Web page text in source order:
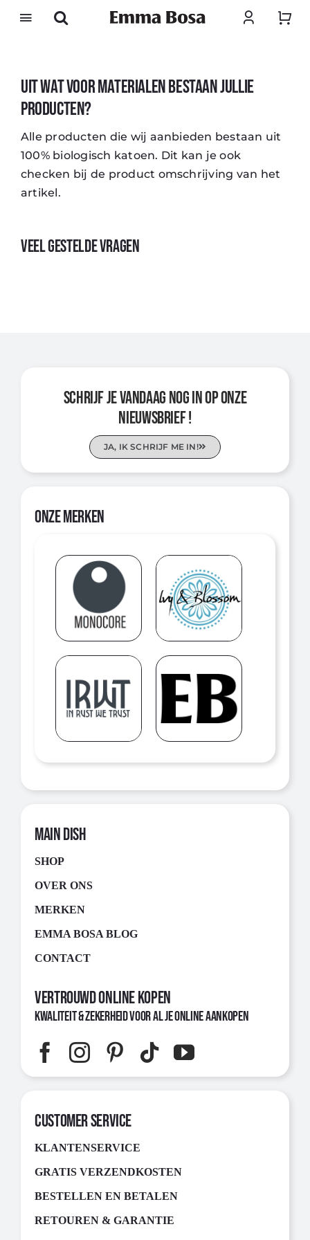
Uit wat voor materialen bestaan jullie
producten?
Alle producten die wij aanbieden bestaan uit
100% biologisch katoen. Dit kan je ook
checken bij de product omschrijving van het
artikel.
Veel gestelde vragen
SCHRIJF JE VANDAAG NOG IN OP ONZE
NIEUWSBRIEF !
JA, IK SCHRIJF ME IN!
ONZE MERKEN
MAIN DISH
SHOP
OVER ONS
MERKEN
EMMA BOSA BLOG
CONTACT
Vertrouwd Online Kopen
Kwaliteit & Zekerheid voor al je Online Aankopen
CUSTOMER SERVICE
KLANTENSERVICE
GRATIS VERZENDKOSTEN
BESTELLEN EN BETALEN
RETOUREN & GARANTIE